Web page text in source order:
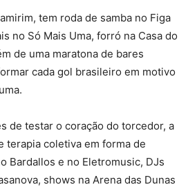
tem roda de samba no Figa
no Só Mais Uma, forró na Casa do
de uma maratona de bares
cada gol brasileiro em motivo
de testar o coração do torcedor, a
terapia coletiva em forma de
Bardallos e no Eletromusic, DJs
shows na Arena das Dunas